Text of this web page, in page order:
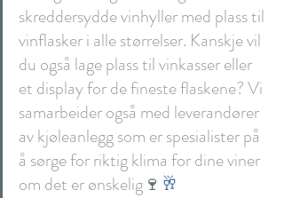
skreddersydde vinhyller med plass til
vinflasker i alle størrelser. Kanskje vil
du også lage plass til vinkasser eller
et display for de fineste flaskene? Vi
samarbeider også med leverandører
av kjøleanlegg som er spesialister på
å sørge for riktig klima for dine viner
om det er ønskelig 🍷 🥂